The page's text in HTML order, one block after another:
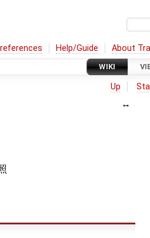
Help/Guide About
WIKI
Up